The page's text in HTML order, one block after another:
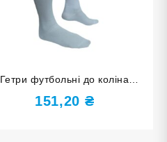
Гетри футбольні до коліна
розмір 34-37 білі
151,20 ₴